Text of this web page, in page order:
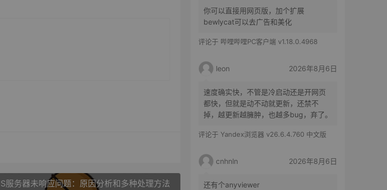
服务器未响应问题：原因分析和多种处理方法
你可以直接用网页版，加个扩展
bewlycat可以去广告和美化
评论于 哔哩哔哩PC客户端 v1.18.0.4968
leon 2026年8月6日
速度确实快，不管是冷启动还是开网页
都快，但就是动不动就更新，还禁不
掉，越更新越臃肿，也越多bug，弃了。
评论于 Yandex浏览器 v26.6.4.760 中文版
cnhnln 2026年8月6日
还有个anyviewer